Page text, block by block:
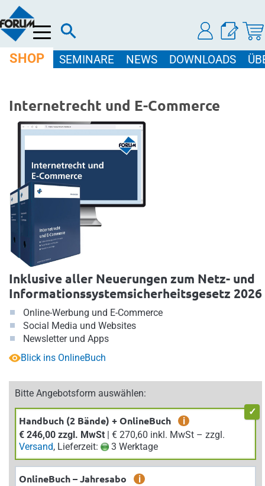
Menü
SHOP SEMINARE NEWS DOWNLOADS
Internetrecht und E-Commerce
Inklusive aller Neuerungen zum Netz- und
Informationssystemsicherheitsgesetz 2026
Online-Werbung und E-Commerce
Social Media und Websites
Newsletter und Apps
Blick ins OnlineBuch
Bitte Angebotsform auswählen:
Handbuch (2 Bände) + OnlineBuch
i
€ 246,00 zzgl. MwSt
| € 270,60 inkl. MwSt – zzgl.
Versand, Lieferzeit: 3 Werktage
OnlineBuch – Jahresabo
i